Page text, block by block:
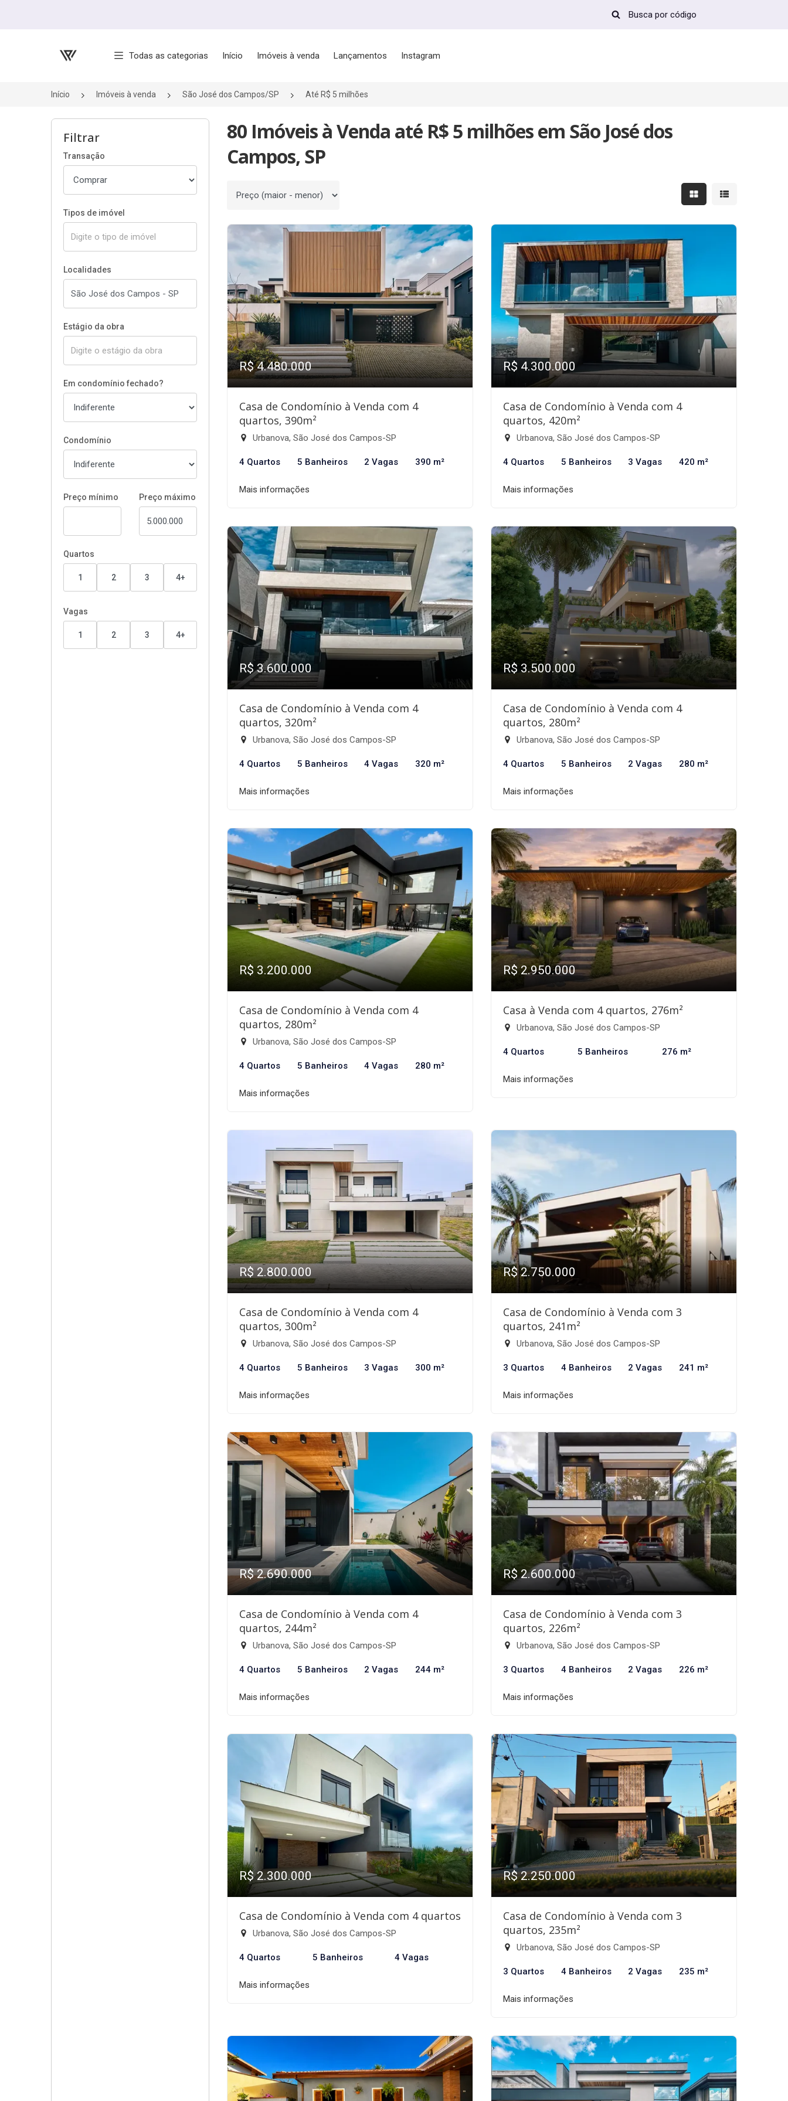
Página inicial
Todas as categorias Início Imóveis à venda Lançamentos Instagram
Início Imóveis à venda São José dos Campos/SP Até R$ 5 milhões
Filtrar
Transação
Tipos de imóvel
Localidades
Estágio da obra
Em condomínio fechado?
Condomínio
Preço mínimo Preço máximo
Quartos
1 2 3 4+
Vagas
1 2 3 4+
80 Imóveis à Venda até R$ 5 milhões em São José dos
Campos, SP
Ordenar por Mostrar resultados em
Mostrar
R$ 4.480.000
Casa de Condomínio à Venda com 4
quartos, 390m²
Urbanova, São José dos Campos-SP
4 Quartos 5 Banheiros 2 Vagas 390 m²
Mais informações
R$ 4.300.000
Casa de Condomínio à Venda com 4
quartos, 420m²
Urbanova, São José dos Campos-SP
4 Quartos 5 Banheiros 3 Vagas 420 m²
Mais informações
R$ 3.600.000
Casa de Condomínio à Venda com 4
quartos, 320m²
Urbanova, São José dos Campos-SP
4 Quartos 5 Banheiros 4 Vagas 320 m²
Mais informações
R$ 3.500.000
Casa de Condomínio à Venda com 4
quartos, 280m²
Urbanova, São José dos Campos-SP
4 Quartos 5 Banheiros 2 Vagas 280 m²
Mais informações
R$ 3.200.000
Casa de Condomínio à Venda com 4
quartos, 280m²
Urbanova, São José dos Campos-SP
4 Quartos 5 Banheiros 4 Vagas 280 m²
Mais informações
R$ 2.950.000
Casa à Venda com 4 quartos, 276m²
Urbanova, São José dos Campos-SP
4 Quartos 5 Banheiros 276 m²
Mais informações
R$ 2.800.000
Casa de Condomínio à Venda com 4
quartos, 300m²
Urbanova, São José dos Campos-SP
4 Quartos 5 Banheiros 3 Vagas 300 m²
Mais informações
R$ 2.750.000
Casa de Condomínio à Venda com 3
quartos, 241m²
Urbanova, São José dos Campos-SP
3 Quartos 4 Banheiros 2 Vagas 241 m²
Mais informações
R$ 2.690.000
Casa de Condomínio à Venda com 4
quartos, 244m²
Urbanova, São José dos Campos-SP
4 Quartos 5 Banheiros 2 Vagas 244 m²
Mais informações
R$ 2.600.000
Casa de Condomínio à Venda com 3
quartos, 226m²
Urbanova, São José dos Campos-SP
3 Quartos 4 Banheiros 2 Vagas 226 m²
Mais informações
R$ 2.300.000
Casa de Condomínio à Venda com 4 quartos
Urbanova, São José dos Campos-SP
4 Quartos 5 Banheiros 4 Vagas
Mais informações
R$ 2.250.000
Casa de Condomínio à Venda com 3
quartos, 235m²
Urbanova, São José dos Campos-SP
3 Quartos 4 Banheiros 2 Vagas 235 m²
Mais informações